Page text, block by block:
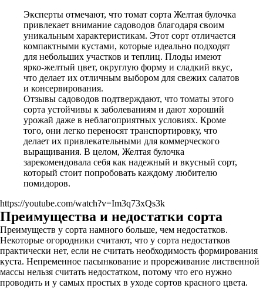
Эксперты отмечают, что томат сорта Желтая булочка
привлекает внимание садоводов благодаря своим
уникальным характеристикам. Этот сорт отличается
компактными кустами, которые идеально подходят
для небольших участков и теплиц. Плоды имеют
ярко-желтый цвет, округлую форму и сладкий вкус,
что делает их отличным выбором для свежих салатов
и консервирования.
Отзывы садоводов подтверждают, что томаты этого
сорта устойчивы к заболеваниям и дают хороший
урожай даже в неблагоприятных условиях. Кроме
того, они легко переносят транспортировку, что
делает их привлекательными для коммерческого
выращивания. В целом, Желтая булочка
зарекомендовала себя как надежный и вкусный сорт,
который стоит попробовать каждому любителю
помидоров.
https://youtube.com/watch?v=Im3q73xQs3k
Преимущества и недостатки сорта
Преимуществ у сорта намного больше, чем недостатков.
Некоторые огородники считают, что у сорта недостатков
практически нет, если не считать необходимость формирования
куста. Непременное пасынкование и прореживание лиственной
массы нельзя считать недостатком, потому что его нужно
проводить и у самых простых в уходе сортов красного цвета.